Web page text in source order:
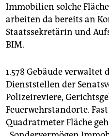
Immobilien solche
arbeiten da bereits an
Staatssekretärin und
BIM.
1.578 Gebäude verwaltet
Dienststellen der
Polizeireviere,
Feuerwehrstandorte.
Quadratmeter Fläche